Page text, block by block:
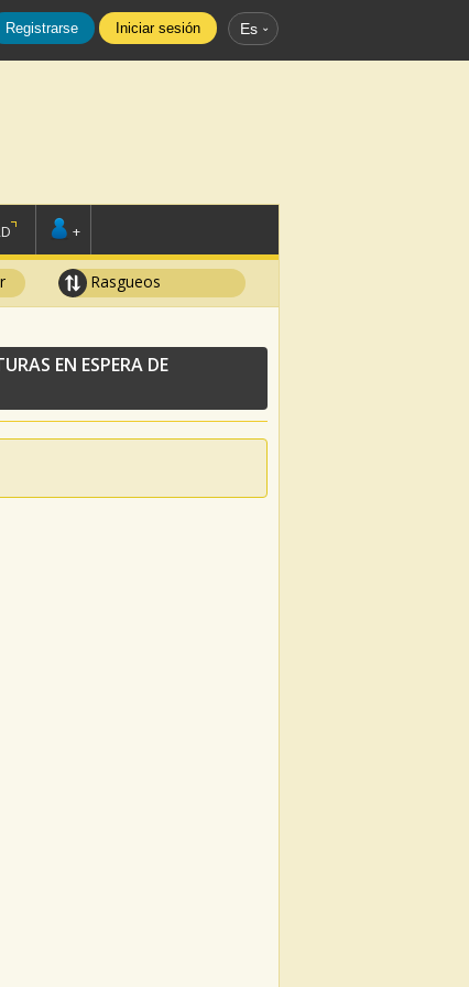
Registrarse Iniciar sesión Es
+
Rasgueos
EN ESPERA DE